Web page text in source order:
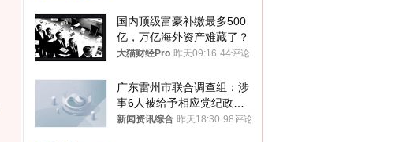
国内顶级富豪补缴最多500
亿，万亿海外资产难藏了？
大猫财经Pro 昨天09:16 44评论
广东雷州市联合调查组：涉
事6人被给予相应党纪政务
处分和组织处理
新闻资讯综合 昨天18:30 98评论